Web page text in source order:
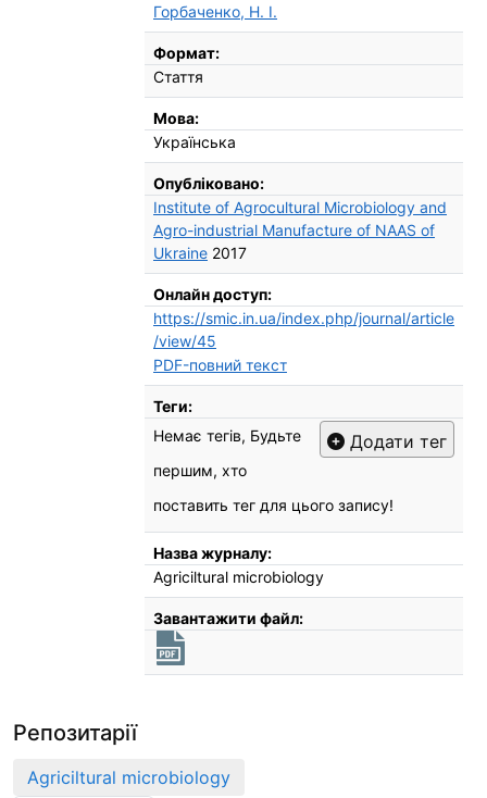
Горбаченко, Н. І.
Формат:
Стаття
Мова:
Українська
Опубліковано:
Institute of Agrocultural Microbiology and
Agro-industrial Manufacture of NAAS of
Ukraine 2017
Онлайн доступ:
https://smic.in.ua/index.php/journal/article
/view/45
PDF-повний текст
Теги:
Додати тег
Немає тегів, Будьте
першим, хто
поставить тег для цього запису!
Назва журналу:
Agriciltural microbiology
Завантажити файл:
Репозитарії
Agriciltural microbiology